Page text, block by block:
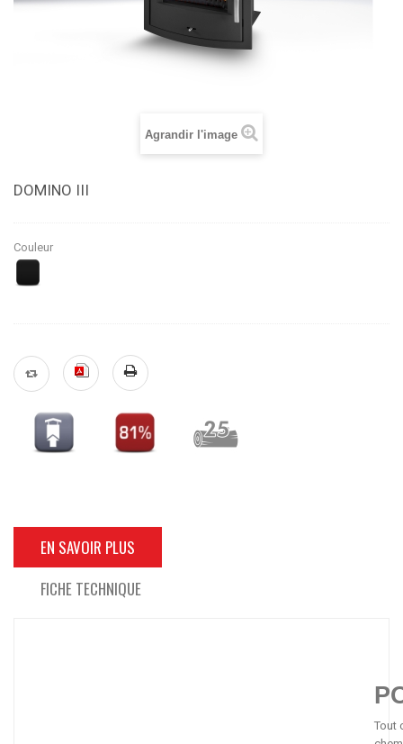
Agrandir l'image
DOMINO III
Couleur
EN SAVOIR PLUS
FICHE TECHNIQUE
Tout